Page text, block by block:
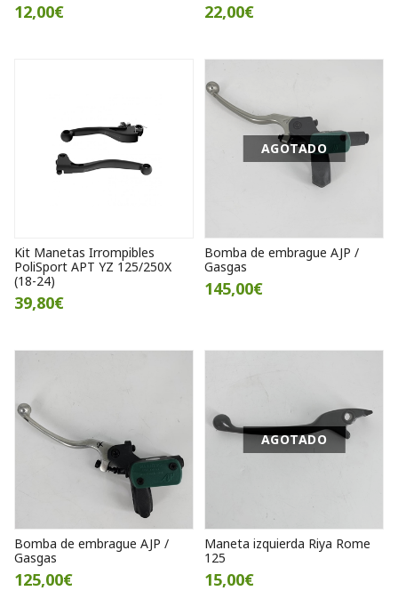
12,00€ 22,00€
Kit Manetas Irrompibles
PoliSport APT YZ 125/250X
(18-24)
39,80€
AGOTADO
Bomba de embrague AJP /
Gasgas
145,00€
Bomba de embrague AJP /
Gasgas
125,00€
AGOTADO
Maneta izquierda Riya Rome
125
15,00€